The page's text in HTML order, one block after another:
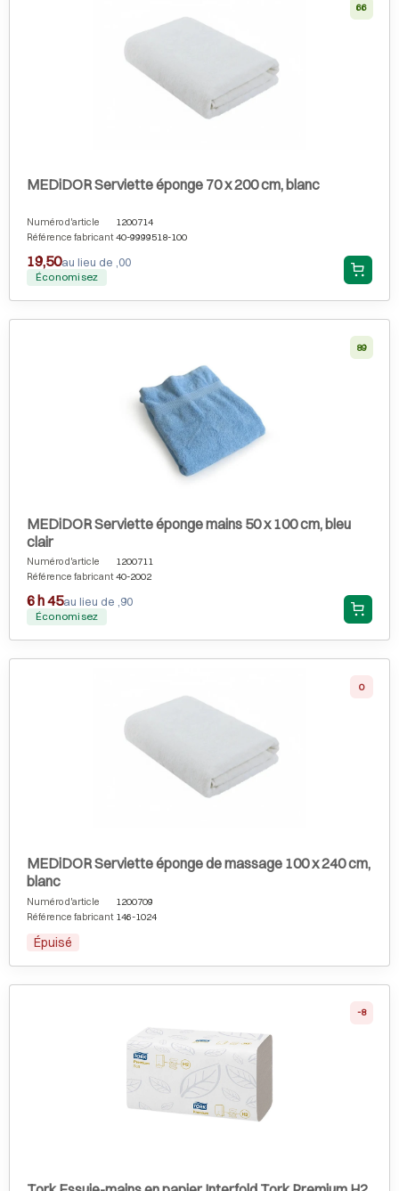
66
MEDiDOR Serviette éponge 70 x 200 cm, blanc
Numéro d'article
1200714
Référence fabricant 40-9999518-100
19,50au lieu de ,00
Économisez
89
MEDiDOR Serviette éponge mains 50 x 100 cm, bleu
clair
Numéro d'article
1200711
Référence fabricant 40-2002
6 h 45au lieu de ,90
Économisez
0
MEDiDOR Serviette éponge de massage 100 x 240 cm,
blanc
Numéro d'article
1200709
Référence fabricant 146-1024
Épuisé
-8